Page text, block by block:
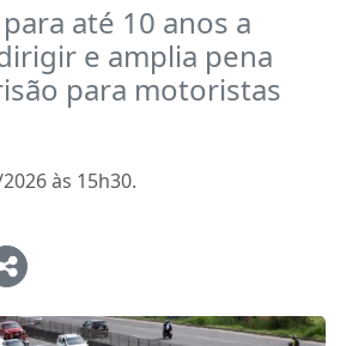
até 10 anos a
e amplia pena
para motoristas
às 15h30.